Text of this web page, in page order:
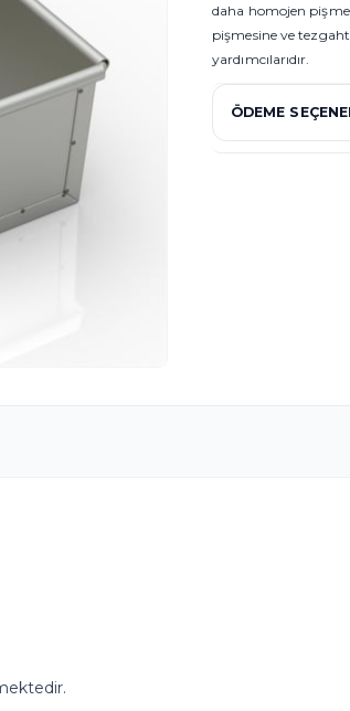
daha homojen
pişmesine ve
yardımcılarıdır.
ÖDEME